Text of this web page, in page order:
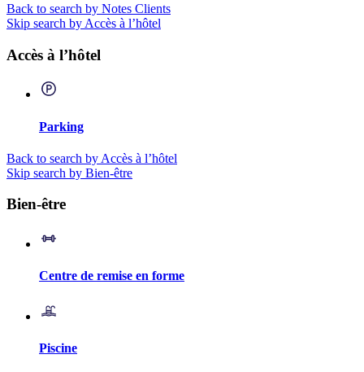
Back to search by Notes Clients
Skip search by Accès à l’hôtel
Accès à l’hôtel
Parking
Back to search by Accès à l’hôtel
Skip search by Bien-être
Bien-être
Centre de remise en forme
Piscine